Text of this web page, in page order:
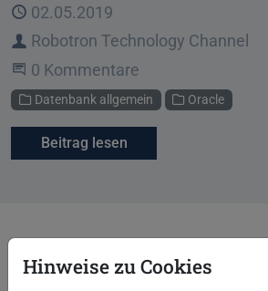
Veröffentlicht
02.05.2019
Autor
Robotron Technology Channel
Beginne eine Unterhaltung
0 Kommentare
Kategorien
Datenbank allgemein Oracle
Beitrag lesen
Oracle Critical Patch Update
Hinweise zu Cookies